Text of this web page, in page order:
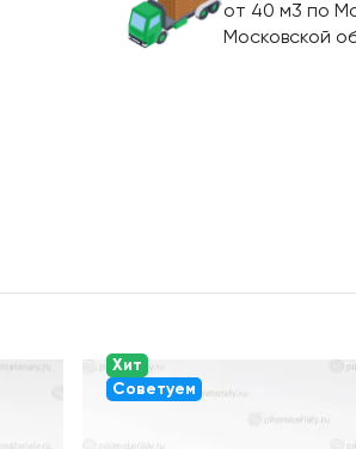
от 40 м3 по
Московской
Хит
Советуем